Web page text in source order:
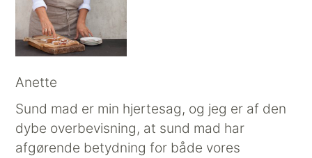
Anette
Sund mad er min hjertesag, og jeg er af den
dybe overbevisning, at sund mad har
afgørende betydning for både vores